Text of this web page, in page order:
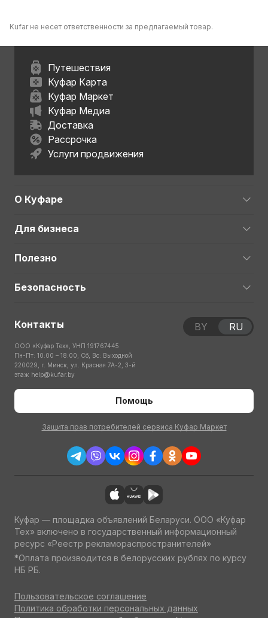
район, Минская область
Kufar не несет ответственности за предлагаемый товар.
Путешествия
Куфар Карта
Куфар Маркет
Куфар Медиа
Доставка
Рассрочка
Услуги продвижения
О Куфаре
Для бизнеса
Полезно
Безопасность
Контакты
ООО «Куфар Тех», УНП 191767445
Пн-Пт: 10:00 – 18:00; Сб, Вс: Выходной
220029, г. Минск, ул. Красная 7А-2, 3-й
этаж help@kufar.by
Помощь
Защита прав потребителей сервиса Куфар Маркет
BY RU
Куфар — площадка объявлений Беларуси. ООО «Куфар
Тех» включено в государственный информационный
ресурс «Реестр рекламораспространителей»
*Оплата производится в белорусских рублях по курсу
НБ РБ.
Пользовательское соглашение
Политика обработки персональных данных